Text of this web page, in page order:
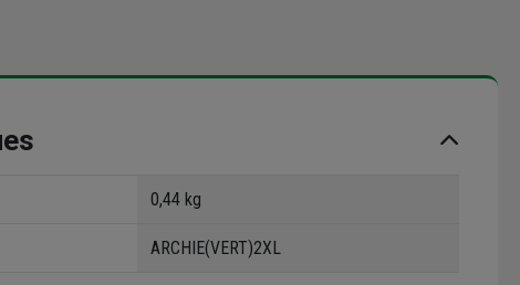
0,44 kg
ARCHIE(VERT)2XL